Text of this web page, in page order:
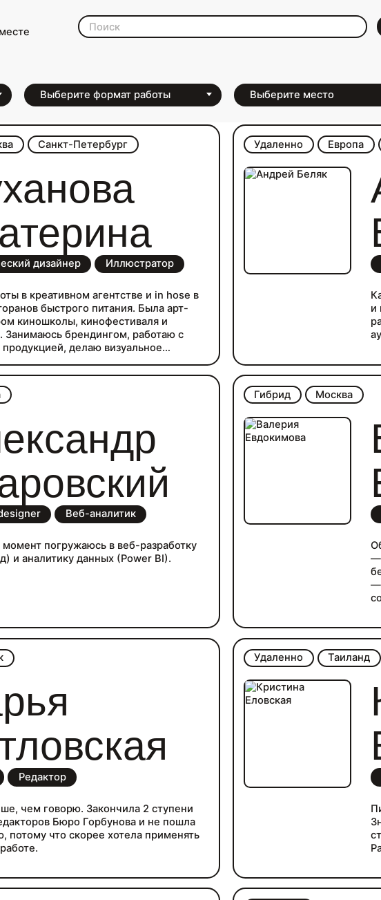
медиа и digital
Санкт-Петербург
дизайнер Иллюстратор
в креативном агентстве и in hose в
быстрого питания. Была арт-
киношколы, кинофестиваля и
Занимаюсь брендингом, работаю с
продукцией, делаю визуальное
больше увлекает иллюстрация,
работать в этом направлении,
совмещение с графическим дизайном.
Удаленно Европа
и
Веб-аналитик
погружаюсь в веб-разработку
и аналитику данных (Power BI).
Гибрид Москва
—
—
—
—
—
Редактор
чем говорю. Закончила 2 ступени
Бюро Горбунова и не пошла
потому что скорее хотела применять
Удаленно Таиланд